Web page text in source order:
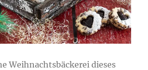
Weihnachtsbäckerei dieses